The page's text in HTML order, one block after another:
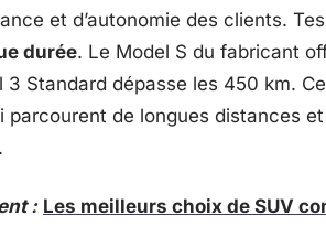
et d’autonomie des clients.
durée. Le Model S du fabricant
3 Standard dépasse les 450 km.
parcourent de longues distances
: Les meilleurs choix de SUV